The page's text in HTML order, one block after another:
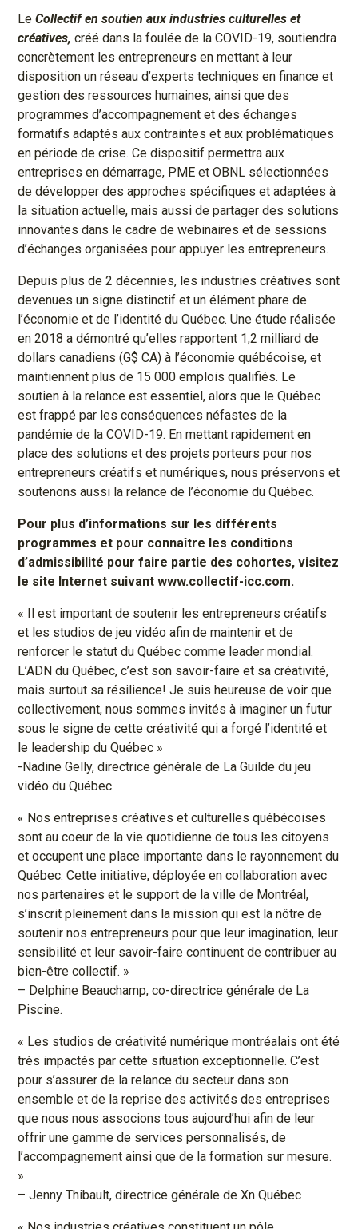
LeCollectif en soutien aux industries culturelles et
créatives,créé dans la foulée de la COVID-19, soutiendra
concrètement les entrepreneurs en mettant à leur
disposition un réseau d’experts techniques en finance et
gestion des ressources humaines, ainsi que des
programmes d’accompagnement et des échanges
formatifs adaptés aux contraintes et aux problématiques
en période de crise. Ce dispositif permettra aux
entreprises en démarrage, PME et OBNL sélectionnées
de développer des approches spécifiques et adaptées à
la situation actuelle, mais aussi de partager des solutions
innovantes dans le cadre de webinaires et de sessions
d’échanges organisées pour appuyer les entrepreneurs.
Depuis plus de 2 décennies, les industries créatives sont
devenues un signe distinctif et un élément phare de
l’économie et de l’identité du Québec. Une étude réalisée
en 2018 a démontré qu’elles rapportent 1,2 milliard de
dollars canadiens (G$ CA) à l’économie québécoise, et
maintiennent plus de 15 000 emplois qualifiés. Le
soutien à la relance est essentiel, alors que le Québec
est frappé par les conséquences néfastes de la
pandémie de la COVID-19. En mettant rapidement en
place des solutions et des projets porteurs pour nos
entrepreneurs créatifs et numériques, nous préservons et
soutenons aussi la relance de l’économie du Québec.
Pour plus d’informations sur les différents
programmes et pour connaître les conditions
d’admissibilité pour faire partie des cohortes, visitez
le site Internet suivant www.collectif-icc.com.
« Il est important de soutenir les entrepreneurs créatifs
et les studios de jeu vidéo afin de maintenir et de
renforcer le statut du Québec comme leader mondial.
L’ADN du Québec, c’est son savoir-faire et sa créativité,
mais surtout sa résilience! Je suis heureuse de voir que
collectivement, nous sommes invités à imaginer un futur
sous le signe de cette créativité qui a forgé l’identité et
le leadership du Québec »
-Nadine Gelly, directrice générale de La Guilde du jeu
vidéo du Québec.
« Nos entreprises créatives et culturelles québécoises
sont au coeur de la vie quotidienne de tous les citoyens
et occupent une place importante dans le rayonnement du
Québec. Cette initiative, déployée en collaboration avec
nos partenaires et le support de la ville de Montréal,
s’inscrit pleinement dans la mission qui est la nôtre de
soutenir nos entrepreneurs pour que leur imagination, leur
sensibilité et leur savoir-faire continuent de contribuer au
bien-être collectif. »
– Delphine Beauchamp, co-directrice générale de La
Piscine.
« Les studios de créativité numérique montréalais ont été
très impactés par cette situation exceptionnelle. C’est
pour s’assurer de la relance du secteur dans son
ensemble et de la reprise des activités des entreprises
que nous nous associons tous aujourd’hui afin de leur
offrir une gamme de services personnalisés, de
l’accompagnement ainsi que de la formation sur mesure.
»
– Jenny Thibault, directrice générale de Xn Québec